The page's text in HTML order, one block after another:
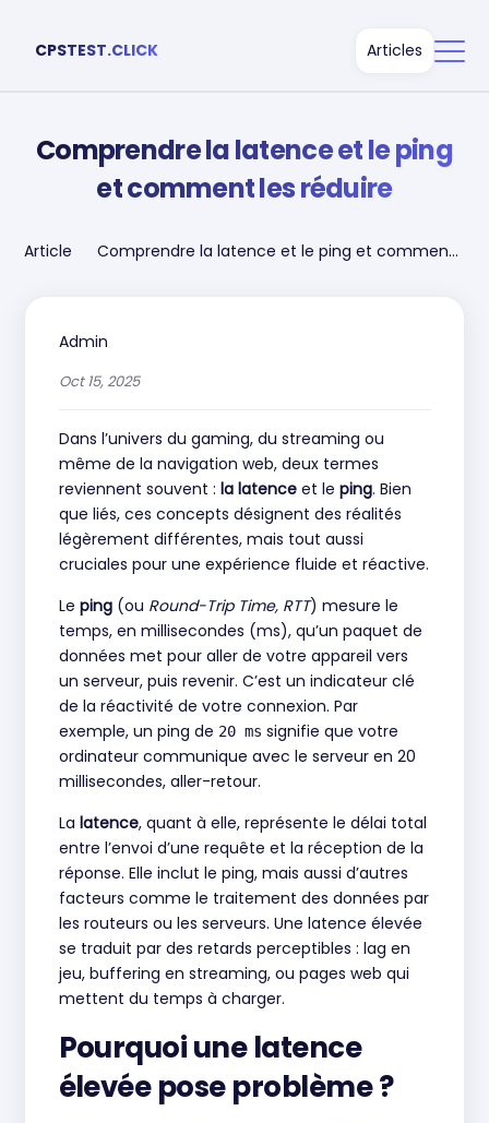
CPSTEST.CLICK Articles
Comprendre la latence et le ping
et comment les réduire
Articles
Comprendre la latence et le ping et comment
Admin
Oct 15, 2025
Dans l’univers du gaming, du streaming ou
même de la navigation web, deux termes
reviennent souvent : la latenceet le ping. Bien
que liés, ces concepts désignent des réalités
légèrement différentes, mais tout aussi
cruciales pour une expérience fluide et réactive.
Le ping(ou Round-Trip Time, RTT) mesure le
temps, en millisecondes (ms), qu’un paquet de
données met pour aller de votre appareil vers
un serveur, puis revenir. C’est un indicateur clé
de la réactivité de votre connexion. Par
exemple, un ping de 20 ms signifie que votre
ordinateur communique avec le serveur en 20
millisecondes, aller-retour.
La latence, quant à elle, représente le délai total
entre l’envoi d’une requête et la réception de la
réponse. Elle inclut le ping, mais aussi d’autres
facteurs comme le traitement des données par
les routeurs ou les serveurs. Une latence élevée
se traduit par des retards perceptibles : lag en
jeu, buffering en streaming, ou pages web qui
mettent du temps à charger.
Pourquoi une latence
élevée pose problème ?